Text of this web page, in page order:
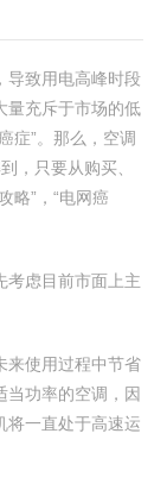
导致用电高峰时段
量充斥于市场的低
症”。那么，空调
，只要从购买、
略”，“电网癌
考虑目前市面上主
来使用过程中节省
当功率的空调，因
将一直处于高速运